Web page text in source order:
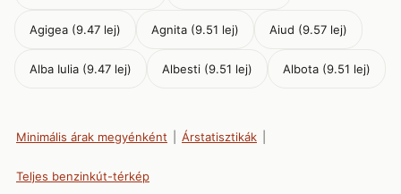
Agigea (9.47 lej) Agnita (9.51 lej) Aiud (9.57 lej)
Alba Iulia (9.47 lej) Albesti (9.51 lej) Albota (9.51 lej)
Minimális árak megyénként Árstatisztikák
Teljes benzinkút-térkép